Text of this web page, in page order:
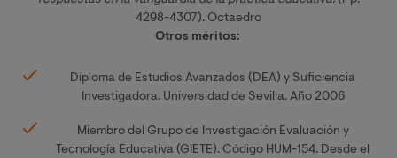
4298-4307). Octaedro
Otros méritos:
Diploma de Estudios Avanzados (DEA) y Suficiencia
Investigadora. Universidad de Sevilla. Año 2006
Miembro del Grupo de Investigación Evaluación y
Tecnología Educativa (GIETE). Código HUM-154. Desde el